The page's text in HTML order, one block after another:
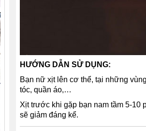
HƯỚNG DẪN SỬ DỤNG:
Bạn nữ xịt lên cơ thể, tại những
tóc, quần áo,…
Xịt trước khi gặp bạn nam tầm 5-
sẽ giảm đáng kể.